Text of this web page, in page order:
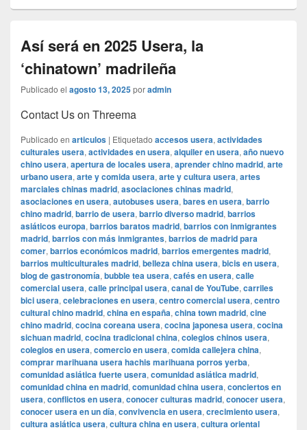
Así será en 2025 Usera, la
‘chinatown’ madrileña
Publicado el agosto 13, 2025poradmin
Contact Us on Threema
Publicado en articulos | Etiquetado accesos usera, actividades
culturales usera, actividades en usera, alquiler en usera, año nuevo
chino usera, apertura de locales usera, aprender chino madrid, arte
urbano usera, arte y comida usera, arte y cultura usera, artes
marciales chinas madrid, asociaciones chinas madrid,
asociaciones en usera, autobuses usera, bares en usera, barrio
chino madrid, barrio de usera, barrio diverso madrid, barrios
asiáticos europa, barrios baratos madrid, barrios con inmigrantes
madrid, barrios con más inmigrantes, barrios de madrid para
comer, barrios económicos madrid, barrios emergentes madrid,
barrios multiculturales madrid, belleza china usera, bicis en usera,
blog de gastronomía, bubble tea usera, cafés en usera, calle
comercial usera, calle principal usera, canal de YouTube, carriles
bici usera, celebraciones en usera, centro comercial usera, centro
cultural chino madrid, china en españa, china town madrid, cine
chino madrid, cocina coreana usera, cocina japonesa usera, cocina
sichuan madrid, cocina tradicional china, colegios chinos usera,
colegios en usera, comercio en usera, comida callejera china,
comprar marihuana usera hachis marihuana porros yerba,
comunidad asiática fuerte usera, comunidad asiática madrid,
comunidad china en madrid, comunidad china usera, conciertos en
usera, conflictos en usera, conocer culturas madrid, conocer usera,
conocer usera en un día, convivencia en usera, crecimiento usera,
cultura asiática usera, cultura china en usera, cultura oriental